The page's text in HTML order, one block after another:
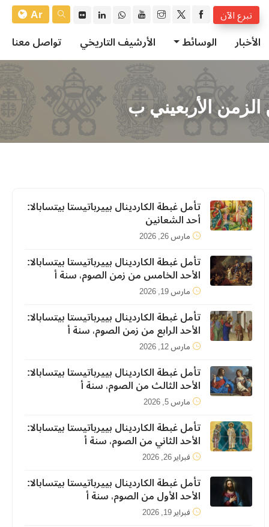
تبرع الآن
Ar
الأخبار الوسائط الأرشيف التاريخي تواصل معنا
الزمن الأربعيني ب
تأمل غبطة الكاردينال بييرباتيستا بيتسابالا:
أحد الشعانين
مارس 26, 2026
تأمل غبطة الكاردينال بييرباتيستا بيتسابالا:
الأحد الخامس من زمن الصوم، سنة أ
مارس 19, 2026
تأمل غبطة الكاردينال بييرباتيستا بيتسابالا:
الأحد الرابع من زمن الصوم، سنة أ
مارس 12, 2026
تأمل غبطة الكاردينال بييرباتيستا بيتسابالا:
الأحد الثالث من الصوم، سنة أ
مارس 5, 2026
تأمل غبطة الكاردينال بييرباتيستا بيتسابالا:
الأحد الثاني من الصوم، سنة أ
فبراير 26, 2026
تأمل غبطة الكاردينال بييرباتيستا بيتسابالا:
الأحد الأول من الصوم، سنة أ
فبراير 19, 2026